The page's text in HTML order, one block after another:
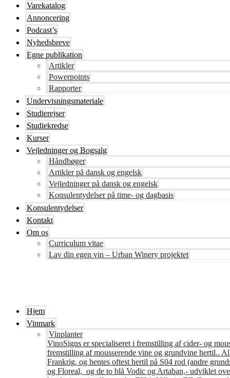
Varekatalog
Annoncering
Podcast’s
Nyhedsbreve
Egne publikation
Artikler
Powerpoints
Rapporter
Undervisningsmateriale
Studierejser
Studiekredse
Kurser
Vejledninger og Bogsalg
Håndbøger
Artikler på dansk og engelsk
Vejledninger på dansk og engelsk
Konsulentydelser på time- og dagbasis
Konsulentydelser
Kontakt
Om os
Curriculum vitae
Lav din egen vin – Urban Winery projektet
Hjem
Vinmark
Vinplanter
VinoSigns er specialiseret i fremstilling af cider- og
fremstilling af mousserende vine og grundvine hertil..
Frankrig, og hentes oftest hertil på S04 rod (andre
og Floreal, og de to blå Vodic og Artaban,- udviklet